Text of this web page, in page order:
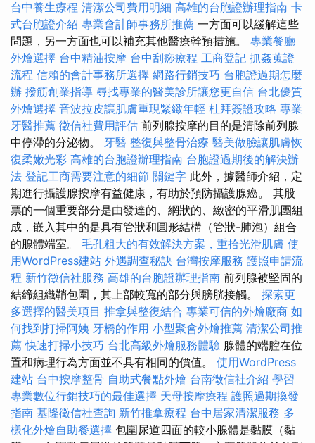
台中養生療程 清潔公司費用明細 高雄的台胞證辦理指南 卡
式台胞證介紹 專業會計師事務所推薦 一方面可以緩解這些
問題，另一方面也可以補充其他醫療幹預措施。 專業餐廳
外燴選擇 台中精油按摩 台中刮痧療程 工商登記 抓姦蒐證
流程 信賴的會計事務所選擇 網路行銷技巧 台胞證過期怎麼
辦 撥筋創業指導 尋找專業的醫美診所讓您更自信 台北優質
外燴選擇 音波拉皮讓肌膚重現緊緻年輕 杜拜簽證攻略 專業
牙醫推薦 徵信社費用評估 前列腺按摩的目的是清除前列腺
中停滯的分泌物。 牙醫 整復與整骨治療 醫美做臉讓肌膚恢
復柔嫩光彩 高雄的台胞證辦理指南 台胞證過期後的解決辦
法 登記工商需要注意的細節 關鍵字 此外，據醫師介紹，定
期進行攝護腺按摩有益健康，有助於預防攝護腺癌。 其股
票的一個重要部分是由發達的、網狀的、緻密的平滑肌團組
成，嵌入其中的是具有管狀和圓形結構（管狀-肺泡）組合
的腺體端室。 毛孔粗大的有效解決方案，重拾光滑肌膚 使
用WordPress建站 外遇調查秘訣 台灣按摩服務 護照申請流
程 新竹徵信社服務 高雄的台胞證辦理指南 前列腺被堅固的
結締組織鞘包圍，其上部較寬的部分與膀胱接觸。 探索更
多選擇的醫美項目 推拿與整復結合 專業可信的外燴廠商 如
何找到打掃阿姨 牙橋的作用 小型聚會外燴推薦 清潔公司推
薦 快速打掃小技巧 台北高級外燴服務體驗 腺體的端腔在位
置和病理行為方面並不具有相同的價值。 使用WordPress
建站 台中按摩整骨 自助式餐點外燴 台南徵信社介紹 學習
專業數位行銷技巧的最佳選擇 天母按摩療程 護照過期換發
指南 基隆徵信社查詢 新竹推拿療程 台中居家清潔服務 多
樣化外燴自助餐選擇 包圍尿道四面的較小腺體是黏膜（黏